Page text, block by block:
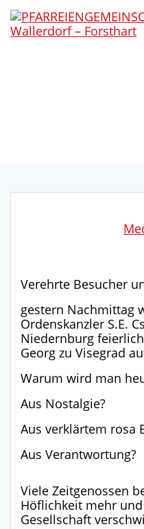
Verehrte Besucher
gestern Nachmittag
Ordenskanzler S.E.
Niedernburg
Georg zu Visegrad
Warum wird man
Aus Nostalgie?
Aus verklärtem rosa
Aus Verantwortung?
Viele Zeitgenossen
Höflichkeit mehr
Gesellschaft